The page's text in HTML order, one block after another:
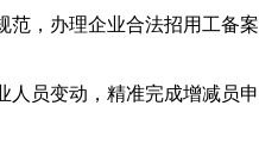
范，办理企业合法招用工备案
人员变动，精准完成增减员申